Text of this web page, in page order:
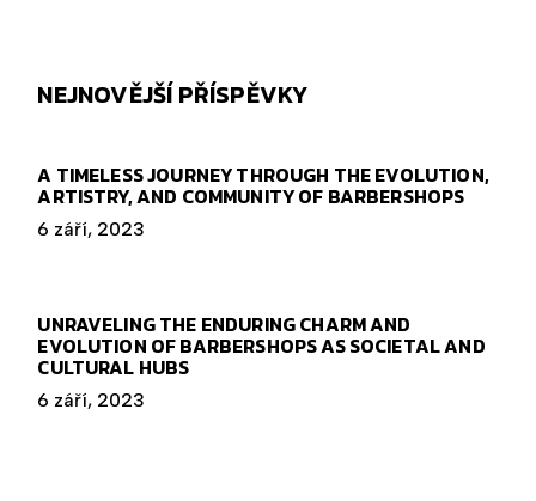
NEJNOVĚJŠÍ PŘÍSPĚVKY
A TIMELESS JOURNEY THROUGH THE EVOLUTION,
ARTISTRY, AND COMMUNITY OF BARBERSHOPS
6 září, 2023
UNRAVELING THE ENDURING CHARM AND
EVOLUTION OF BARBERSHOPS AS SOCIETAL AND
CULTURAL HUBS
6 září, 2023